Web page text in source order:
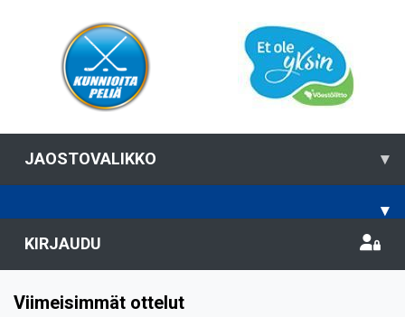
JAOSTOVALIKKO ▾
▾
KIRJAUDU
Viimeisimmät ottelut